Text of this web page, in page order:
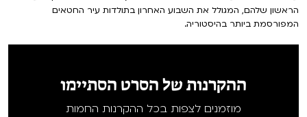
הראשון שלהם, המגולל את השבוע האחרון בתולדות עיר החטאים
המפורסמת ביותר בהיסטוריה.
ההקרנות של הסרט הסתיימו
מוזמנים לצפות בכל ההקרנות החמות